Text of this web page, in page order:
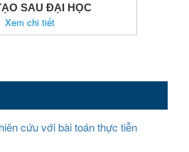
SAU ĐẠI HỌC
Xem chi tiết
cứu với bài toán thực tiễn